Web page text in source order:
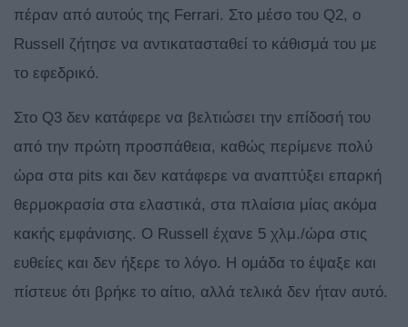
πέραν από αυτούς της Ferrari. Στο μέσο του Q2, o
Russell ζήτησε να αντικατασταθεί το κάθισμά του με
το εφεδρικό.
Στο Q3 δεν κατάφερε να βελτιώσει την επίδοσή του
από την πρώτη προσπάθεια, καθώς περίμενε πολύ
ώρα στα pits και δεν κατάφερε να αναπτύξει επαρκή
θερμοκρασία στα ελαστικά, στα πλαίσια μίας ακόμα
κακής εμφάνισης. O Russell έχανε 5 χλμ./ώρα στις
ευθείες και δεν ήξερε το λόγο. Η ομάδα το έψαξε και
πίστευε ότι βρήκε το αίτιο, αλλά τελικά δεν ήταν αυτό.